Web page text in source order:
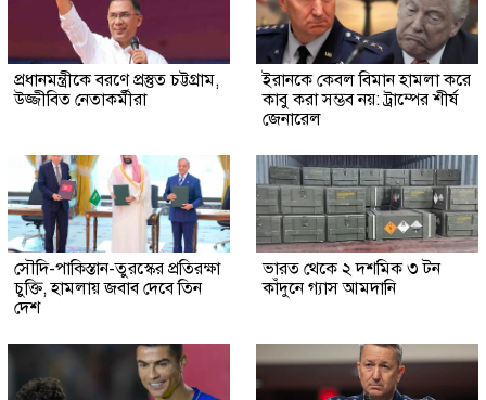
প্রধানমন্ত্রীকে বরণে প্রস্তুত চট্টগ্রাম,
উজ্জীবিত নেতাকর্মীরা
ইরানকে কেবল বিমান হামলা করে
কাবু করা সম্ভব নয়: ট্রাম্পের শীর্ষ
জেনারেল
সৌদি-পাকিস্তান-তুরস্কের প্রতিরক্ষা
চুক্তি, হামলায় জবাব দেবে তিন
দেশ
ভারত থেকে ২ দশমিক ৩ টন
কাঁদুনে গ্যাস আমদানি